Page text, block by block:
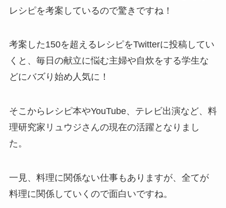
レシピを考案しているので驚きですね！
考案した150を超えるレシピをTwitterに投稿してい
くと、毎日の献立に悩む主婦や自炊をする学生な
どにバズり始め人気に！
そこからレシピ本やYouTube、テレビ出演など、料
理研究家リュウジさんの現在の活躍となりまし
た。
一見、料理に関係ない仕事もありますが、全てが
料理に関係していくので面白いですね。